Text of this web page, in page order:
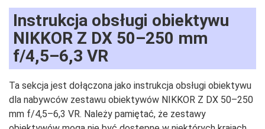
Instrukcja obsługi obiektywu
NIKKOR Z DX 50–250 mm
f/4,5–6,3 VR
Ta sekcja jest dołączona jako instrukcja obsługi obiektywu
dla nabywców zestawu obiektywów NIKKOR Z DX 50–250
mm f/4,5–6,3 VR. Należy pamiętać, że zestawy